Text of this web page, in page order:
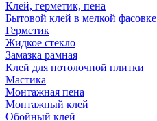
Клей, герметик, пена
Бытовой клей в мелкой фасовке
Герметик
Жидкое стекло
Замазка рамная
Клей для потолочной плитки
Мастика
Монтажная пена
Монтажный клей
Обойный клей